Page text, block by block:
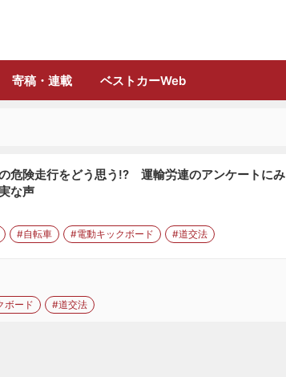
寄稿・連載 ベストカーWeb
危険走行をどう思う!? 運輸労連のアンケートにみ
な声
#自転車 #電動キックボード #道交法
ボード #道交法